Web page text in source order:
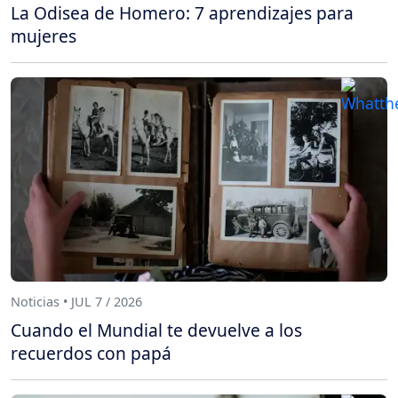
La Odisea de Homero: 7 aprendizajes para
mujeres
Noticias • JUL 7 / 2026
Cuando el Mundial te devuelve a los
recuerdos con papá